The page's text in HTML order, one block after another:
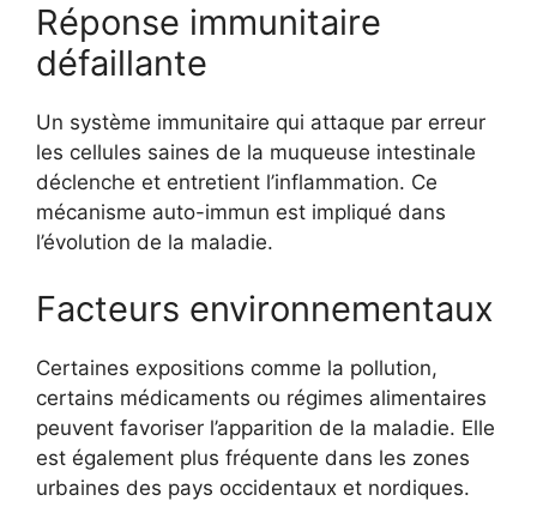
Réponse immunitaire
défaillante
Un système immunitaire qui attaque par erreur
les cellules saines de la muqueuse intestinale
déclenche et entretient l’inflammation. Ce
mécanisme auto-immun est impliqué dans
l’évolution de la maladie.
Facteurs environnementaux
Certaines expositions comme la pollution,
certains médicaments ou régimes alimentaires
peuvent favoriser l’apparition de la maladie. Elle
est également plus fréquente dans les zones
urbaines des pays occidentaux et nordiques.